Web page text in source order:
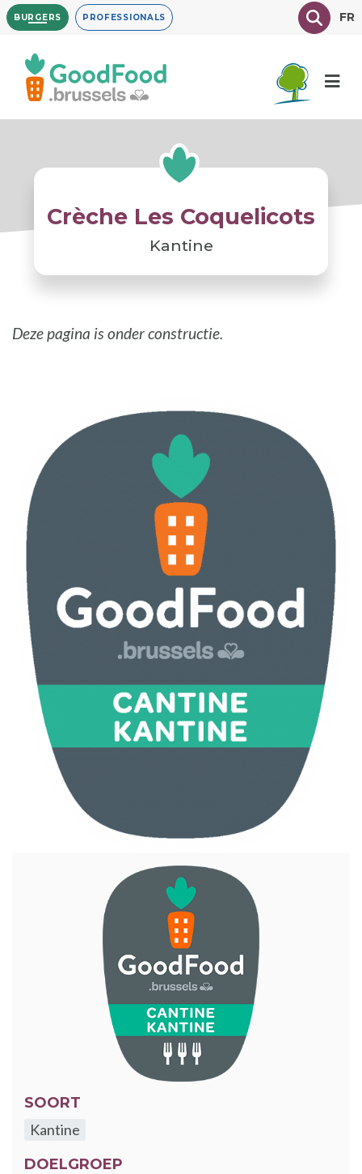
Overslaan
en
inhoud
gaan
BURGERS PROFESSIONALS TexteFR
Crèche Les Coquelicots
Kantine
Deze pagina is onder constructie.
SOORT
Kantine
DOELGROEP